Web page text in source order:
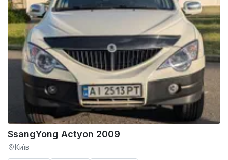
SsangYong Actyon 2009
Київ